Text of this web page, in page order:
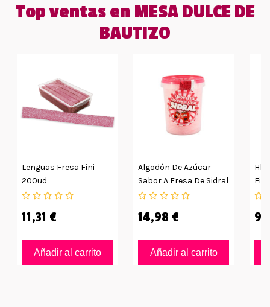
Top ventas en MESA DULCE DE
BAUTIZO
Lenguas Fresa Fini
200ud
11,31 €
Añadir al carrito
Algodón De Azúcar
Sabor A Fresa De Sidral
12uds
14,98 €
Añadir al carrito
Hl